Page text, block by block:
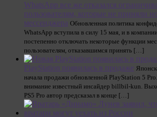
WhatsApp все же отказался
пользователям, которые не приняли
мессенджера Обновленная политика
WhatsApp вступила в силу 15 мая, и в
постепенно отключать некоторые функции
пользователям, отказавшимся принять […]
PlayStation появилась в продаже
начала продажи обновленной PlayStation 5
внимание известный инсайдер billbil-kun.
PS5 Pro автор предсказал в конце […]